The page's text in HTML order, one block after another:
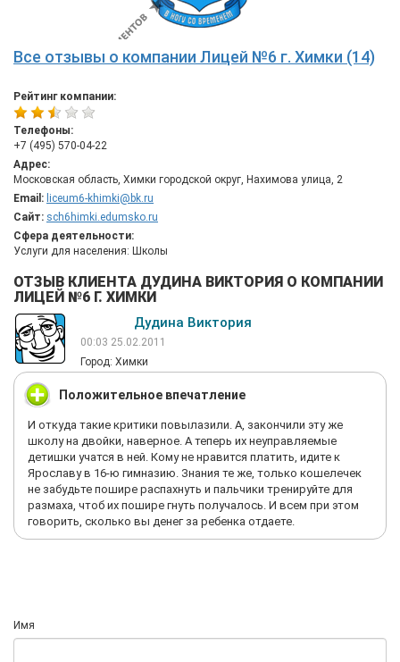
Все отзывы о компании Лицей №6 г. Химки (14)
Рейтинг компании:
Телефоны:
+7 (495) 570-04-22
Адрес:
Московская область, Химки городской округ, Нахимова улица, 2
Email: liceum6-khimki@bk.ru
Сайт: sch6himki.edumsko.ru
Сфера деятельности:
Услуги для населения: Школы
ОТЗЫВ КЛИЕНТА ДУДИНА ВИКТОРИЯ О КОМПАНИИ
ЛИЦЕЙ №6 Г. ХИМКИ
Дудина Виктория
00:03 25.02.2011
Город: Химки
Положительное впечатление
И откуда такие критики повылазили. А, закончили эту же
школу на двойки, наверное. А теперь их неуправляемые
детишки учатся в ней. Кому не нравится платить, идите к
Ярославу в 16-ю гимназию. Знания те же, только кошелечек
не забудьте пошире распахнуть и пальчики тренируйте для
размаха, чтоб их пошире гнуть получалось. И всем при этом
говорить, сколько вы денег за ребенка отдаете.
Имя